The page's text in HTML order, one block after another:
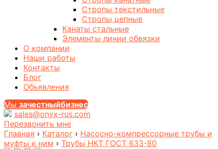
Стропы текстильные
Стропы цепные
Канаты стальные
Элементы линии обвязки
О компании
Наши работы
Контакты
Блог
Объявления
Мы зачестныйбизнес
sales@onyx-rus.com
Перезвонить мне
Главная › Каталог › Насосно-компрессорные трубы и
муфты к ним › Трубы НКТ ГОСТ 633-80